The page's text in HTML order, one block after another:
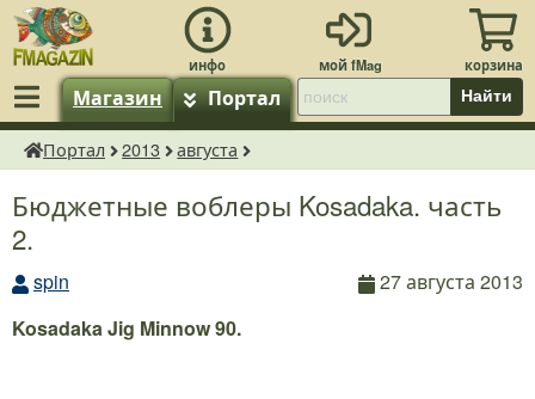
Магазин Портал Найти
fMagazin.ru
Портал 2013 августа
Бюджетные воблеры Kosadaka. часть
2.
spin
27 августа 2013
Kosadaka Jig Minnow 90.